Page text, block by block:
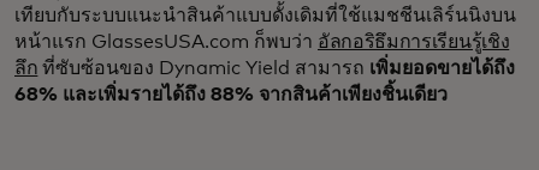
เทียบกับระบบแนะนำสินค้าแบบดั้งเดิมที่ใช้แมชชีนเลิร์นนิงบน
หน้าแรก GlassesUSA.com ก็พบว่า อัลกอริธึมการเรียนรู้เชิง
ลึก ที่ซับซ้อนของ Dynamic Yield สามารถ เพิ่มยอดขายได้ถึง
68% และเพิ่มรายได้ถึง 88% จากสินค้าเพียงชิ้นเดียว